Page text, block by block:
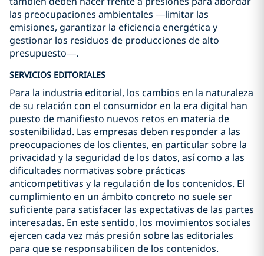
las preocupaciones ambientales —limitar las
emisiones, garantizar la eficiencia energética y
gestionar los residuos de producciones de alto
presupuesto—.
SERVICIOS EDITORIALES
Para la industria editorial, los cambios en la naturaleza
de su relación con el consumidor en la era digital han
puesto de manifiesto nuevos retos en materia de
sostenibilidad. Las empresas deben responder a las
preocupaciones de los clientes, en particular sobre la
privacidad y la seguridad de los datos, así como a las
dificultades normativas sobre prácticas
anticompetitivas y la regulación de los contenidos. El
cumplimiento en un ámbito concreto no suele ser
suficiente para satisfacer las expectativas de las partes
interesadas. En este sentido, los movimientos sociales
ejercen cada vez más presión sobre las editoriales
para que se responsabilicen de los contenidos.